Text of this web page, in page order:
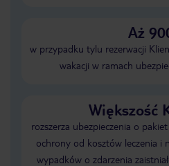
Aż
w przypadku tylu rezerwacji
wakacji w ramach
Większość
rozszerza ubezpieczenia o
ochrony od kosztów leczenia i
wypadków o zdarzenia